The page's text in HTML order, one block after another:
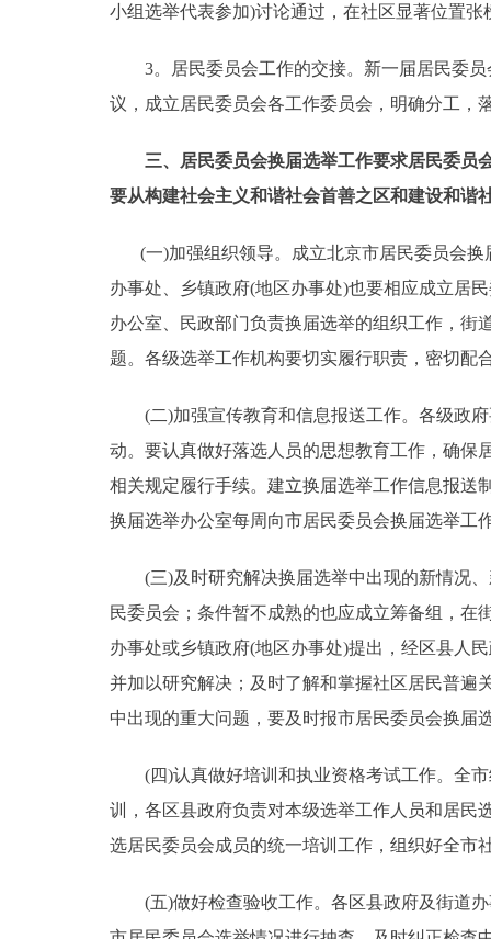
小组选举代表参加)讨论通过，在社区显著位置
3。居民委员会工作的交接。新一届居民委员
议，成立居民委员会各工作委员会，明确分工，
三、居民委员会换届选举工作要求居民委员
要从构建社会主义和谐社会首善之区和建设和谐
(一)加强组织领导。成立北京市居民委员会换
办事处、乡镇政府(地区办事处)也要相应成立居
办公室、民政部门负责换届选举的组织工作，街
题。各级选举工作机构要切实履行职责，密切配
(二)加强宣传教育和信息报送工作。各级政府
动。要认真做好落选人员的思想教育工作，确保
相关规定履行手续。建立换届选举工作信息报送
换届选举办公室每周向市居民委员会换届选举工
(三)及时研究解决换届选举中出现的新情况、
民委员会；条件暂不成熟的也应成立筹备组，
办事处或乡镇政府(地区办事处)提出，经区县人
并加以研究解决；及时了解和掌握社区居民普遍
中出现的重大问题，要及时报市居民委员会换届
(四)认真做好培训和执业资格考试工作。全市
训，各区县政府负责对本级选举工作人员和居民
选居民委员会成员的统一培训工作，组织好全市
(五)做好检查验收工作。各区县政府及街道办